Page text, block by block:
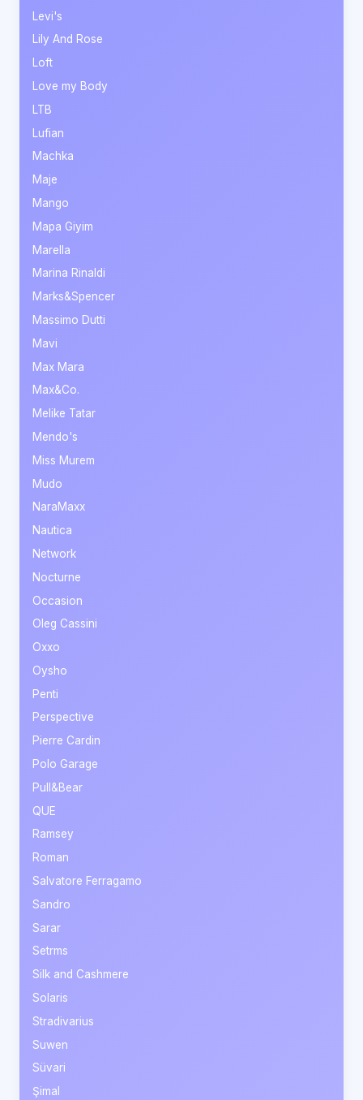
Levi's
Lily And Rose
Loft
Love my Body
LTB
Lufian
Machka
Maje
Mango
Mapa Giyim
Marella
Marina Rinaldi
Marks&Spencer
Massimo Dutti
Mavi
Max Mara
Max&Co.
Melike Tatar
Mendo's
Miss Murem
Mudo
NaraMaxx
Nautica
Network
Nocturne
Occasion
Oleg Cassini
Oxxo
Oysho
Penti
Perspective
Pierre Cardin
Polo Garage
Pull&Bear
QUE
Ramsey
Roman
Salvatore Ferragamo
Sandro
Sarar
Setrms
Silk and Cashmere
Solaris
Stradivarius
Suwen
Süvari
Şimal